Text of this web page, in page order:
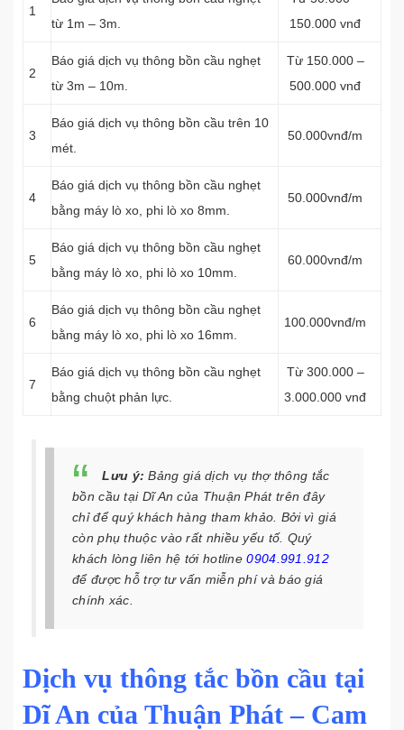
1
từ 1m – 3m.
150.000 vnđ
2
Báo giá dịch vụ thông bồn cầu nghẹt
từ 3m – 10m.
Từ 150.000 –
500.000 vnđ
3
Báo giá dịch vụ thông bồn cầu trên 10
mét.
50.000vnđ/m
4
Báo giá dịch vụ thông bồn cầu nghẹt
bằng máy lò xo, phi lò xo 8mm.
50.000vnđ/m
5
Báo giá dịch vụ thông bồn cầu nghẹt
bằng máy lò xo, phi lò xo 10mm.
60.000vnđ/m
6
Báo giá dịch vụ thông bồn cầu nghẹt
bằng máy lò xo, phi lò xo 16mm.
100.000vnđ/m
7
Báo giá dịch vụ thông bồn cầu nghẹt
bằng chuột phản lực.
Từ 300.000 –
3.000.000 vnđ
Lưu ý: Bảng giá dịch vụ thợ thông tắc
bồn cầu tại Dĩ An của Thuận Phát trên đây
chỉ để quý khách hàng tham khảo. Bởi vì giá
còn phụ thuộc vào rất nhiều yếu tố. Quý
khách lòng liên hệ tới hotline0904.991.912
để được hỗ trợ tư vấn miễn phí và báo giá
chính xác.
Dịch vụ thông tắc bồn cầu tại
Dĩ An của Thuận Phát – Cam